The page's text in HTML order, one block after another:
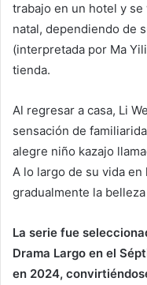
trabajo en un hotel y
natal, dependiendo de
(interpretada por Ma
tienda.
Al regresar a casa, Li
sensación de
alegre niño kazajo
A lo largo de su vida
gradualmente la
La serie fue
Drama Largo en el
en 2024,